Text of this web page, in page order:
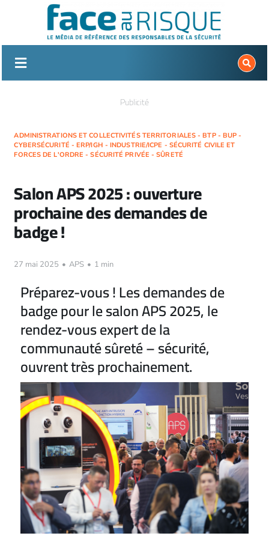
Publicité
ADMINISTRATIONS ET COLLECTIVITÉS TERRITORIALES - BTP - BUP -
CYBERSÉCURITÉ - ERP/IGH - INDUSTRIE/ICPE - SÉCURITÉ CIVILE ET
FORCES DE L'ORDRE - SÉCURITÉ PRIVÉE - SÛRETÉ
Salon APS 2025 : ouverture
prochaine des demandes de
badge !
27 mai 2025 • APS • 1 min
Préparez-vous ! Les demandes de
badge pour le salon APS 2025, le
rendez-vous expert de la
communauté sûreté – sécurité,
ouvrent très prochainement.